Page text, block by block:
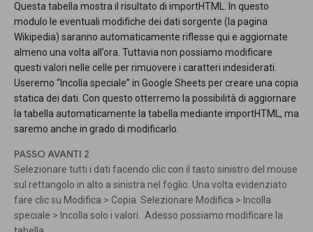
Questa tabella mostra il risultato di importHTML. In questo
modulo le eventuali modifiche dei dati sorgente (la pagina
Wikipedia) saranno automaticamente riflesse qui e aggiornate
almeno una volta all’ora. Tuttavia non possiamo modificare
questi valori nelle celle per rimuovere i caratteri indesiderati.
Useremo “Incolla speciale” in Google Sheets per creare una copia
statica dei dati. Con questo otterremo la possibilità di aggiornare
la tabella automaticamente la tabella mediante importHTML, ma
saremo anche in grado di modificarlo.
PASSO AVANTI 2
Selezionare tutti i dati facendo clic con il tasto sinistro del mouse
sul rettangolo in alto a sinistra nel foglio. Una volta evidenziato
fare clic su Modifica > Copia. Selezionare Modifica > Incolla
speciale > Incolla solo i valori. Adesso possiamo modificare la